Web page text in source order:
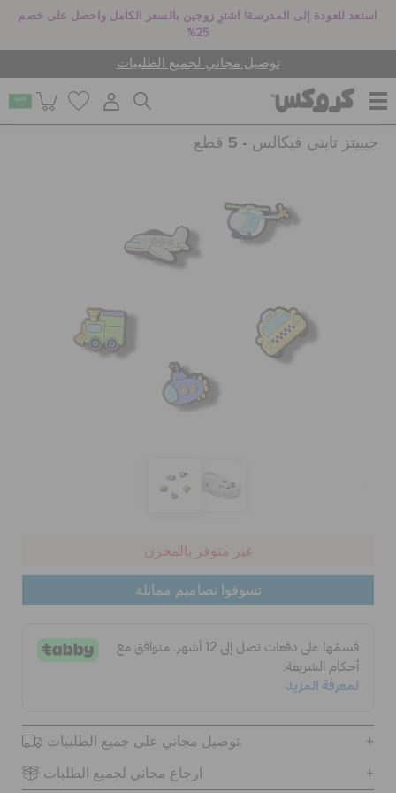
استعد للعودة إلى المدرسة! اشترِ زوجين بالسعر الكامل واحصل على خصم
25%
توصيل مجاني لجميع الطلبيات
للنساء
جيبيتز تشارمز
تسجيل الدخول / اشتراك
جيبيتز تايني فيكالس - 5 قطع
غير متوفر بالمخزن
تسوقوا تصاميم ممائلة
توصيل مجاني على جميع الطلبيات.
ارجاع مجاني لجميع الطلبات